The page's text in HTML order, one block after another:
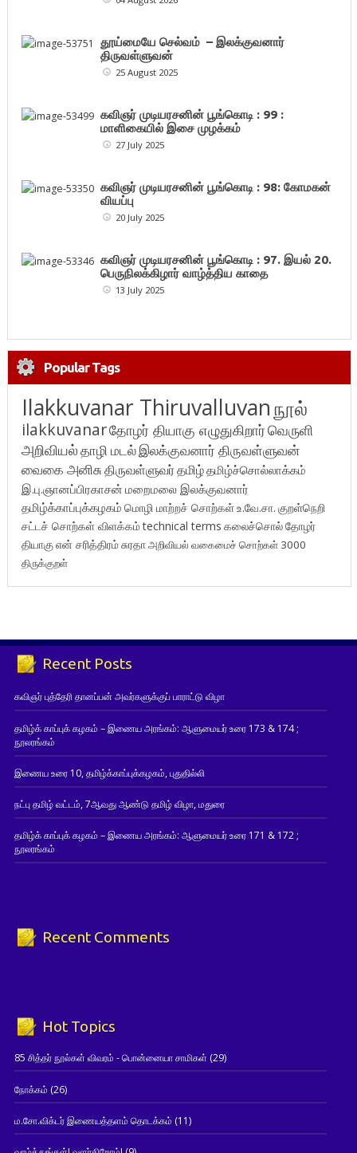
தூய்மையே செல்வம் – இலக்குவனார்
திருவள்ளுவன்
25 August 2025
கவிஞர் முடியரசனின் பூங்கொடி : 99 :
மாளிகையில் இசை முழக்கம்
27 July 2025
கவிஞர் முடியரசனின் பூங்கொடி : 98: கோமகன்
வியப்பு
20 July 2025
கவிஞர் முடியரசனின் பூங்கொடி : 97. இயல் 20.
பெருநிலக்கிழார் வாழ்த்திய காதை
13 July 2025
Popular Tags
Ilakkuvanar Thiruvalluvanநூல்
ilakkuvanarதோழர் தியாகு எழுதுகிறார்வெருளி
அறிவியல்தாழி மடல்இலக்குவனார் திருவள்ளுவன்
வைகை அனிசுதிருவள்ளுவர்தமிழ்தமிழ்ச்சொல்லாக்கம்
இ.பு.ஞானப்பிரகாசன் மறைமலை இலக்குவனார்
தமிழ்க்காப்புக்கழகம் மொழி மாற்றச் சொற்கள்உ.வே.சா. குறள்நெறி
சட்டச் சொற்கள் விளக்கம்technical terms கலைச்சொல்தோழர்
தியாகுஎன் சரித்திரம்சுரதாஅறிவியல் வகைமைச் சொற்கள் 3000
திருக்குறள்
Recent Posts
கவிஞர் புத்தேரி தானப்பன் அவர்களுக்குப் பாராட்டு விழா
தமிழ்க் காப்புக் கழகம் – இணைய அரங்கம்: ஆளுமையர் உரை 173 & 174 ;
நூலரங்கம்
இணைய உரை 10, தமிழ்க்காப்புக்கழகம், புதுதில்லி
நட்பு தமிழ் வட்டம், 7ஆவது ஆண்டு தமிழ் விழா, மதுரை
தமிழ்க் காப்புக் கழகம் – இணைய அரங்கம்: ஆளுமையர் உரை 171 & 172 ;
நூலரங்கம்
Recent Comments
Hot Topics
85 சித்தர் நூல்கள் விவரம் - பொன்னையா சாமிகள் (29)
நோக்கம் (26)
ம.சோ.விக்டர் இணையத்தளம் தொடக்கம் (11)